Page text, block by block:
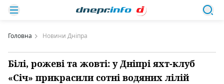
Головна Новини Дніпра
Білі, рожеві та жовті: у Дніпрі яхт-клуб
«Січ» прикрасили сотні водяних лілій